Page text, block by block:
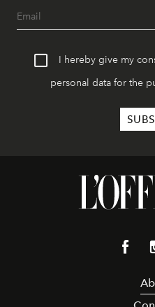
I hereby give my
personal data for the